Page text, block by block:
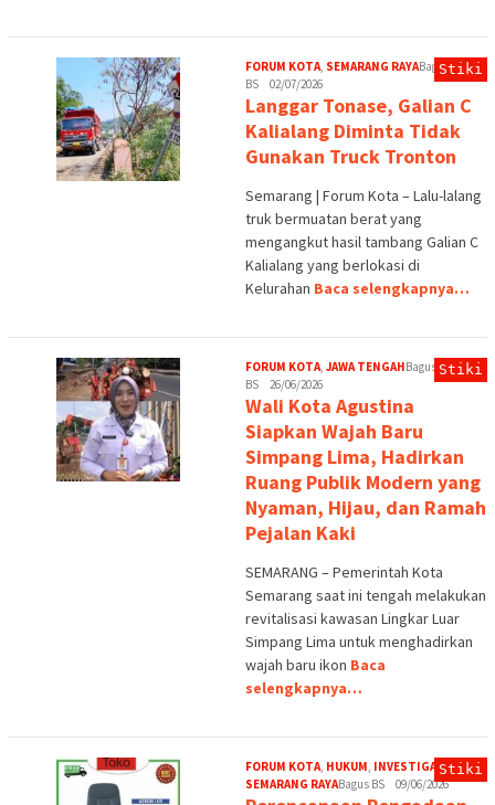
FORUM KOTA, SEMARANG RAYABagus
BS
02/07/2026
Langgar Tonase, Galian C
Kalialang Diminta Tidak
Gunakan Truck Tronton
Semarang | Forum Kota – Lalu-lalang
truk bermuatan berat yang
mengangkut hasil tambang Galian C
Kalialang yang berlokasi di
Kelurahan Baca selengkapnya…
Stiki
FORUM KOTA, JAWA TENGAHBagus
BS
26/06/2026
Wali Kota Agustina
Siapkan Wajah Baru
Simpang Lima, Hadirkan
Ruang Publik Modern yang
Nyaman, Hijau, dan Ramah
Pejalan Kaki
SEMARANG – Pemerintah Kota
Semarang saat ini tengah melakukan
revitalisasi kawasan Lingkar Luar
Simpang Lima untuk menghadirkan
wajah baru ikon Baca
selengkapnya…
Stiki
FORUM KOTA, HUKUM, INVESTIGASI,
SEMARANG RAYABagus BS 09/06/2026
Stiki